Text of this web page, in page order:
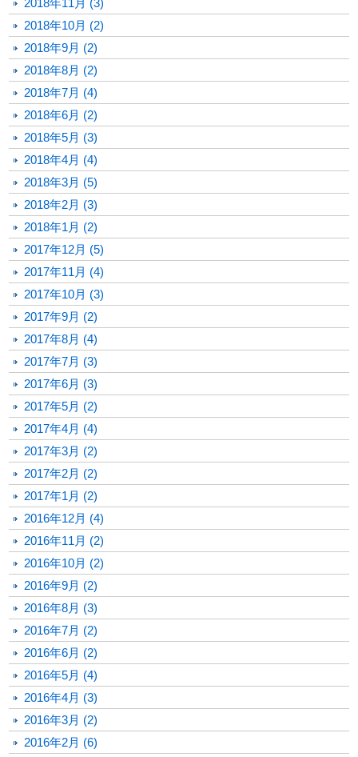
2018年11月 (3)
2018年10月 (2)
2018年9月 (2)
2018年8月 (2)
2018年7月 (4)
2018年6月 (2)
2018年5月 (3)
2018年4月 (4)
2018年3月 (5)
2018年2月 (3)
2018年1月 (2)
2017年12月 (5)
2017年11月 (4)
2017年10月 (3)
2017年9月 (2)
2017年8月 (4)
2017年7月 (3)
2017年6月 (3)
2017年5月 (2)
2017年4月 (4)
2017年3月 (2)
2017年2月 (2)
2017年1月 (2)
2016年12月 (4)
2016年11月 (2)
2016年10月 (2)
2016年9月 (2)
2016年8月 (3)
2016年7月 (2)
2016年6月 (2)
2016年5月 (4)
2016年4月 (3)
2016年3月 (2)
2016年2月 (6)